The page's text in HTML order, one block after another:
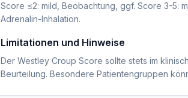
Score ≤2: mild, Beobachtung, ggf. Score 3-5:
Adrenalin-Inhalation.
Limitationen und Hinweise
Der Westley Croup Score sollte stets im
Beurteilung. Besondere Patientengruppen